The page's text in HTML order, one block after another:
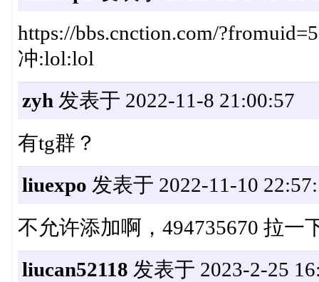
https://bbs.cnction.com/?fromuid=5
冲:lol:lol
zyh 发表于 2022-11-8 21:00:57
有tg群？
liuexpo 发表于 2022-11-10
不允许添加啊，494735670 拉一
liucan52118 发表于 2023-2-25